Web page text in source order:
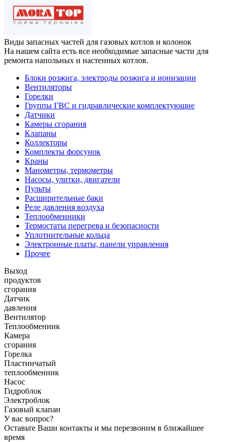
Виды запасных частей для газовых котлов и колонок
На нашем сайта есть все необходимые запасные части для
ремонта напольных и настенных котлов.
Блоки розжига, электроды розжига и ионизации
Вентиляторы
Горелки
Группы ГВС и гидравлические комплектующие
Датчики
Камеры сгорания
Клапаны
Коллекторы
Комплекты форсунок
Краны
Манометры, термометры
Насосы, улитки, двигатели
Пульты
Расширительные баки
Реле давления воздуха
Теплообменники
Термостаты перегрева и безопасности
Уплотнительные кольца
Электронные платы, панели управления
Прочее
Выход
продуктов
сгорания
Датчик
давления
Вентилятор
Теплообменник
Камера
сгорания
Горелка
Пластинчатый
теплообменник
Насос
Гидроблок
Электроблок
Газовый клапан
У вас вопрос?
Оставьте Ваши контакты и мы перезвоним в ближайшее
время